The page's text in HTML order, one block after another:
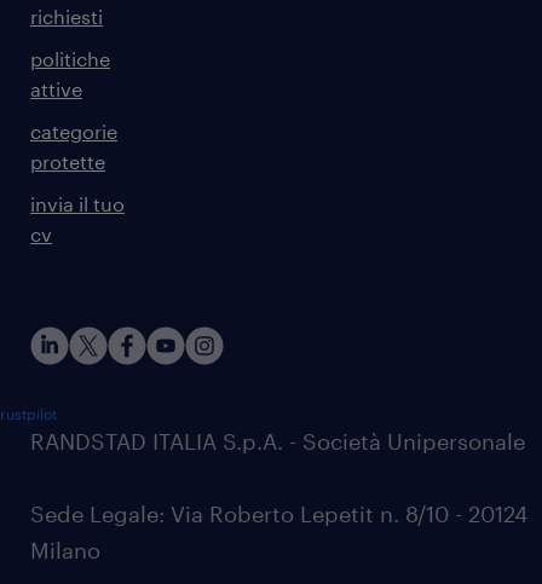
richiesti
politiche
attive
categorie
protette
invia il tuo
cv
RANDSTAD ITALIA S.p.A. - Società Unipersonale
Sede Legale: Via Roberto Lepetit n. 8/10 - 20124
Milano